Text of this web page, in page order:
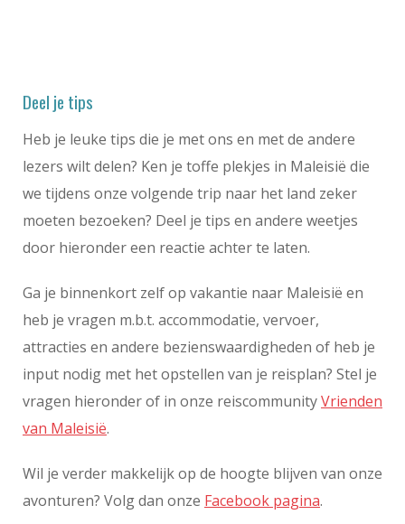
Deel je tips
Heb je leuke tips die je met ons en met de andere
lezers wilt delen? Ken je toffe plekjes in Maleisië die
we tijdens onze volgende trip naar het land zeker
moeten bezoeken? Deel je tips en andere weetjes
door hieronder een reactie achter te laten.
Ga je binnenkort zelf op vakantie naar Maleisië en
heb je vragen m.b.t. accommodatie, vervoer,
attracties en andere bezienswaardigheden of heb je
input nodig met het opstellen van je reisplan? Stel je
vragen hieronder of in onze reiscommunityVrienden
van Maleisië.
Wil je verder makkelijk op de hoogte blijven van onze
avonturen? Volg dan onze Facebook pagina.